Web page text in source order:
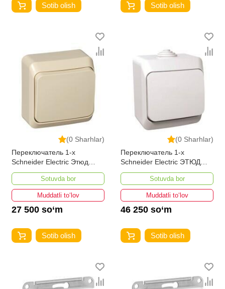
Sotib olish Sotib olish
(0 Sharhlar)
Переключатель 1-х
Schneider Electric Этюд
наружный 10АХ 250В
бежевый Sotuvda bor
Muddatli to‘lov
27 500 so‘m
Sotib olish
(0 Sharhlar)
Переключатель 1-х
Schneider Electric ЭТЮД
10АХ 250В IP44
Sotuvda bor
Muddatli to‘lov
46 250 so‘m
Sotib olish